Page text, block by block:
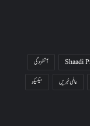
Shaadi
آتشزدگی
عالمی خبریں
میکسیکو